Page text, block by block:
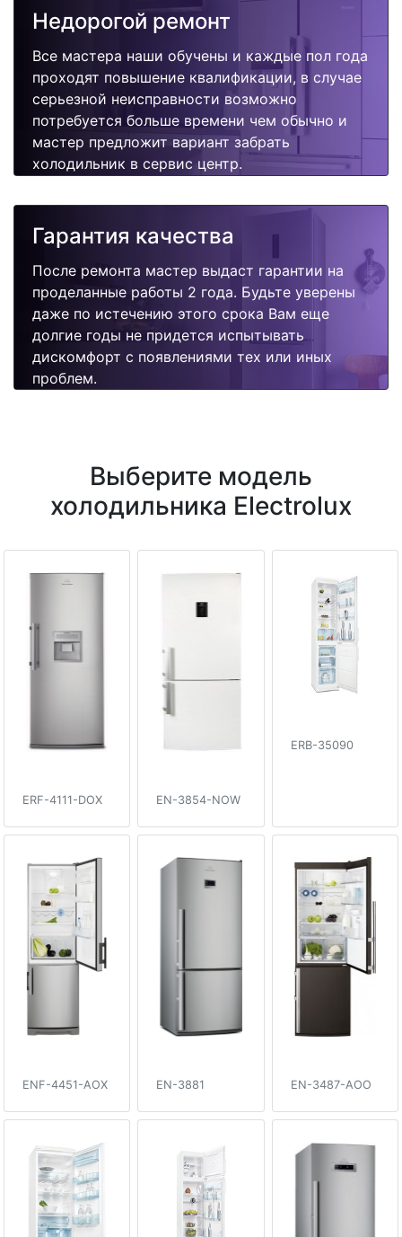
Недорогой ремонт
Все мастера наши обучены и каждые пол года
проходят повышение квалификации, в случае
серьезной неисправности возможно
потребуется больше времени чем обычно и
мастер предложит вариант забрать
холодильник в сервис центр.
Гарантия качества
После ремонта мастер выдаст гарантии на
проделанные работы 2 года. Будьте уверены
даже по истечению этого срока Вам еще
долгие годы не придется испытывать
дискомфорт с появлениями тех или иных
проблем.
Выберите модель
холодильника Electrolux
ERF-4111-DOX EN-3854-NOW
ERB-35090
ENF-4451-AOX EN-3881 EN-3487-AOO